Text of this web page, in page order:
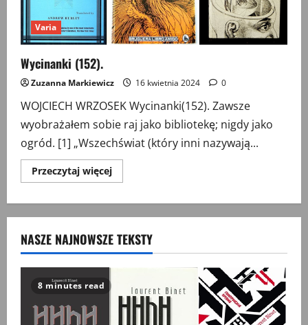
Varia
Wycinanki (152).
Zuzanna Markiewicz 16 kwietnia 2024 0
WOJCIECH WRZOSEK Wycinanki(152). Zawsze
wyobrażałem sobie raj jako bibliotekę; nigdy jako
ogród. [1] „Wszechświat (który inni nazywają...
Przeczytaj więcejPrzeczytaj
więcej
NASZE NAJNOWSZE TEKSTY
8 minutes read